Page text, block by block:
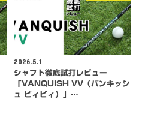
2026.5.1
シャフト徹底試打レビュー
「VANQUISH VV（バンキッシ
ュ ビィビィ）」…